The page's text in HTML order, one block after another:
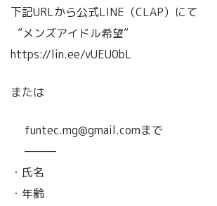
下記URLから公式LINE（CLAP）にて
”メンズアイドル希望”
https://lin.ee/vUEU0bL
または
funtec.mg@gmail.comまで
———
・氏名
・年齢